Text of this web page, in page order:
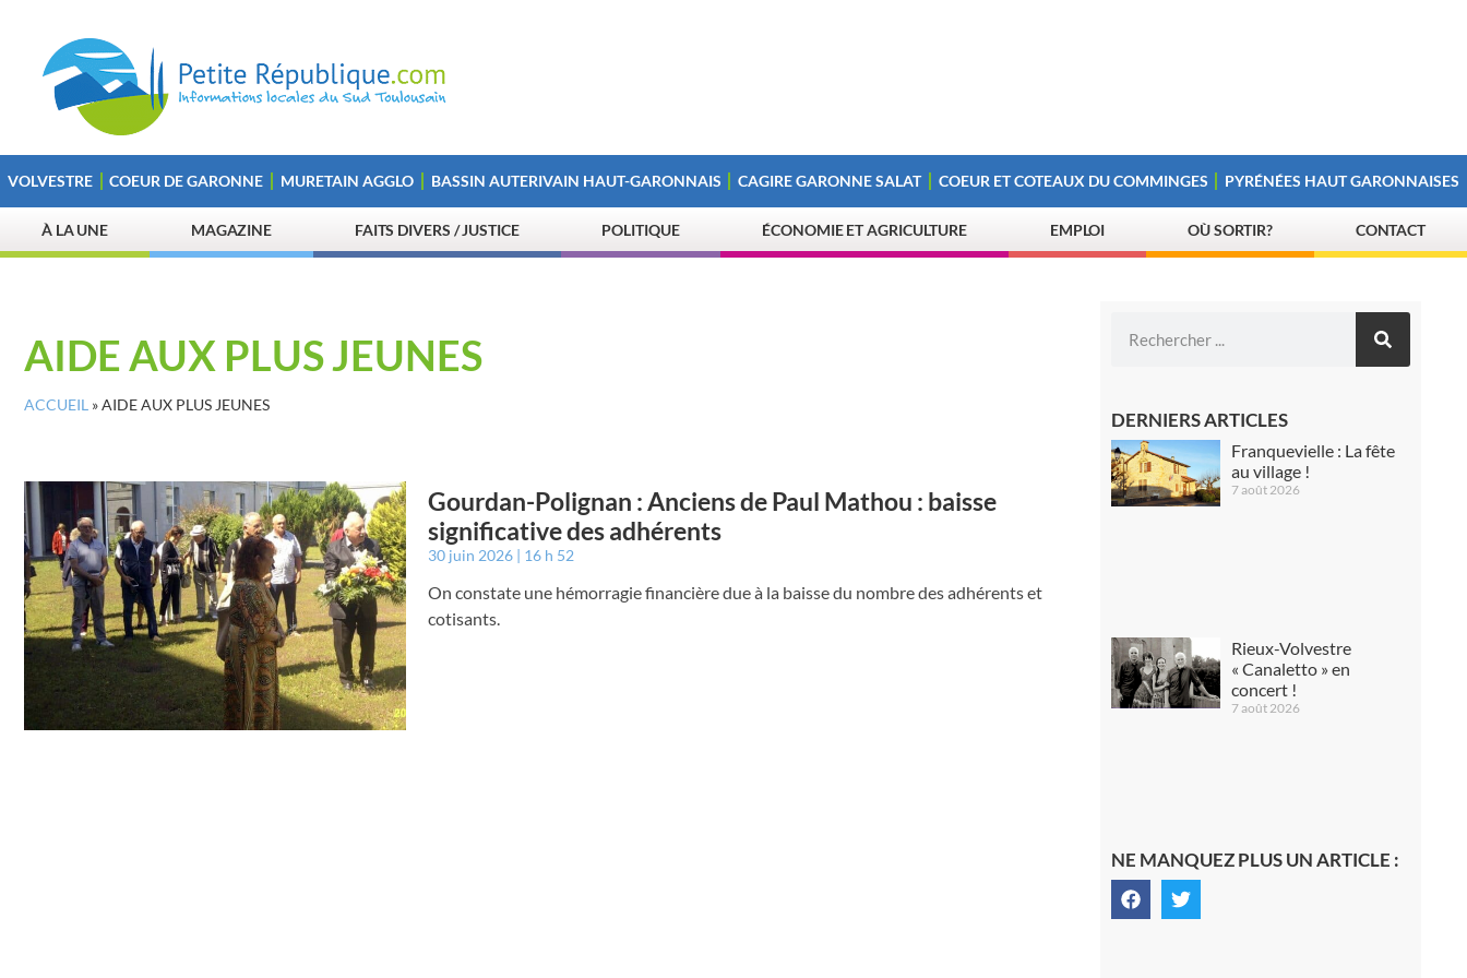
VOLVESTRE COEUR DE GARONNE MURETAIN AGGLO BASSIN AUTERIVAIN HAUT-GARONNAIS CAGIRE GARONNE SALAT COEUR ET COTEAUX DU COMMINGES PYRÉNÉES HAUT GARONNAISES
À LA UNE MAGAZINE FAITS DIVERS / JUSTICE POLITIQUE ÉCONOMIE ET AGRICULTURE EMPLOI OÙ SORTIR? CONTACT
AIDE AUX PLUS JEUNES
ACCUEIL »AIDE AUX PLUS JEUNES
Gourdan-Polignan : Anciens de Paul Mathou : baisse
significative des adhérents
30 juin 2026 16 h 52
On constate une hémorragie financière due à la baisse du nombre des adhérents et
cotisants.
DERNIERS ARTICLES
Franquevielle : La fête
au village !
7 août 2026
Rieux-Volvestre
« Canaletto » en
concert !
7 août 2026
NE MANQUEZ PLUS UN ARTICLE :